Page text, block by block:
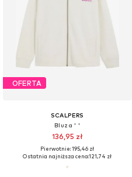
OFERTA
SCALPERS
Bluza ' '
136,95 zł
Pierwotnie: 195,46 zł
Ostatnia najniższa cena:121,74 zł